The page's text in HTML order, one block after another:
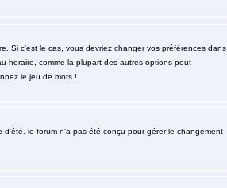
Si c'est le cas, vous devriez changer vos préférences dans
horaire, comme la plupart des autres options peut
le jeu de mots !
le forum n'a pas été conçu pour gérer le changement